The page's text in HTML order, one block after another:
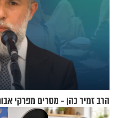
הרב זמיר כהן - מסרים מפרקי